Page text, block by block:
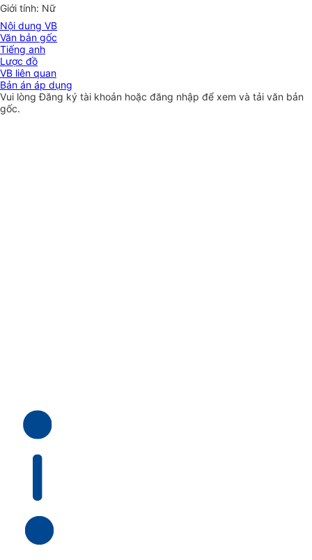
Giới tính: Nữ
Nội dung VB
Văn bản gốc
Tiếng anh
Lược đồ
VB liên quan
Bản án áp dụng
Vui lòngĐăng ký tài khoản hoặc đăng nhập để xem và tải văn bản
gốc.